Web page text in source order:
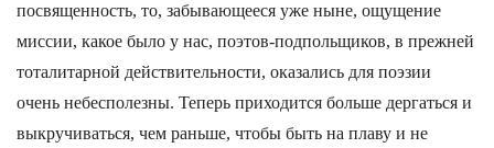
посвященность, то, забывающееся уже ныне, ощущение
миссии, какое было у нас, поэтов-подпольщиков, в прежней
тоталитарной действительности, оказались для поэзии
очень небесполезны. Теперь приходится больше дергаться и
выкручиваться, чем раньше, чтобы быть на плаву и не